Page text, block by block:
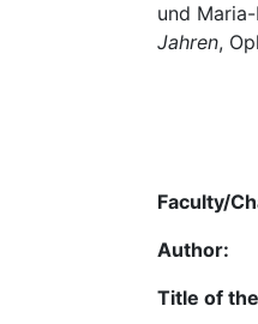
und
Jahren,
Faculty/
Author:
Title of